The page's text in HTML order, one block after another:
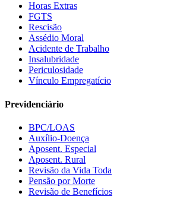
Horas Extras
FGTS
Rescisão
Assédio Moral
Acidente de Trabalho
Insalubridade
Periculosidade
Vínculo Empregatício
Previdenciário
BPC/LOAS
Auxílio-Doença
Aposent. Especial
Aposent. Rural
Revisão da Vida Toda
Pensão por Morte
Revisão de Benefícios